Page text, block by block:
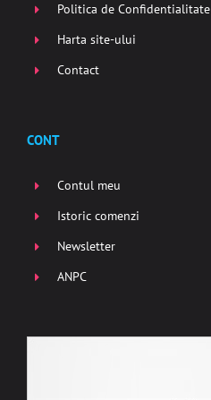
Politica de Confidentialitate
Harta site-ului
Contact
CONT
Contul meu
Istoric comenzi
Newsletter
ANPC